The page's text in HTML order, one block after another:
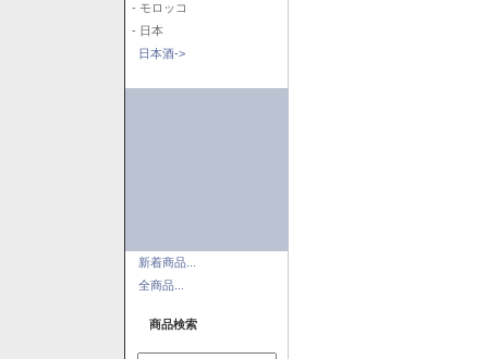
- モロッコ
- 日本
日本酒->
新着商品...
全商品...
商品検索